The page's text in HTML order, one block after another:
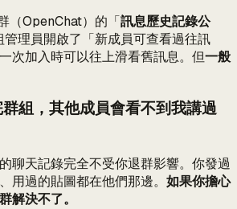
（OpenChat）的「訊息歷史記錄公
理員開啟了「新成員可查看過往訊
次加入時可以往上滑看舊訊息。但一般
組，其他成員會看不到我講過
聊天記錄完全不受你退群影響。你發過
用過的貼圖都在他們那邊。 如果你擔心
解決不了。